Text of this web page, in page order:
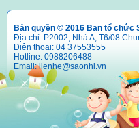
Bản quyền © 2016 Ban tổ chức
Địa chỉ: P2002, Nhà A, T6/08
Điện thoại: 04 37553555
Hotline: 0988206488
Email:lienhe@saonhi.vn